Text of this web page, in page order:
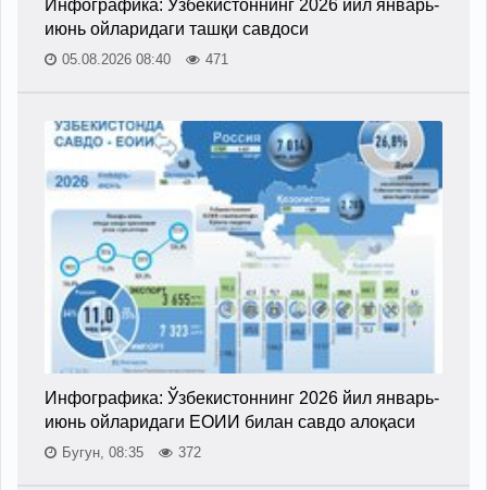
Инфографика: Ўзбекистоннинг 2026 йил январь-
июнь ойларидаги ташқи савдоси
05.08.2026 08:40 471
Инфографика: Ўзбекистоннинг 2026 йил январь-
июнь ойларидаги ЕОИИ билан савдо алоқаси
Бугун, 08:35 372